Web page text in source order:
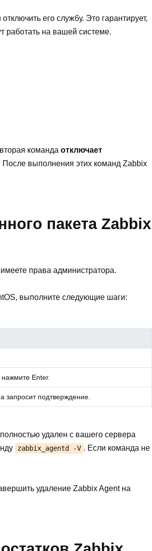
его службу. Это гарантирует,
работать на вашей системе.
команда отключает
После выполнения этих команд Zabbix
пакета Zabbix
права администратора.
выполните следующие шаги:
нажмите Enter.
запросит подтверждение.
удален с вашего сервера
zabbix_agentd -V . Если команда не
удаление Zabbix Agent на